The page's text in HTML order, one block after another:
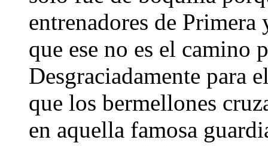
entrenadores de Primera
que ese no es el camino
Desgraciadamente para
que los bermellones
en aquella famosa